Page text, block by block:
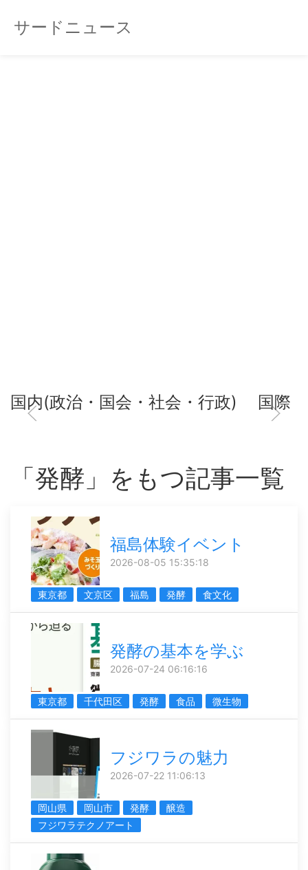
サードニュース
国内(政治・国会・社会・行政) 国際
「発酵」をもつ記事一覧
福島体験イベント
2026-08-05 15:35:18
東京都 文京区 福島 発酵 食文化
発酵の基本を学ぶ
2026-07-24 06:16:16
東京都 千代田区 発酵 食品 微生物
フジワラの魅力
2026-07-22 11:06:13
岡山県 岡山市 発酵
醸造
フジワラテクノアート